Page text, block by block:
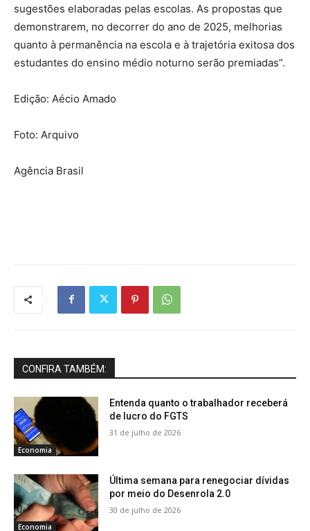
sugestões elaboradas pelas escolas. As propostas que
demonstrarem, no decorrer do ano de 2025, melhorias
quanto à permanência na escola e à trajetória exitosa dos
estudantes do ensino médio noturno serão premiadas”.
Edição: Aécio Amado
Foto: Arquivo
Agência Brasil
CONFIRA TAMBÉM:
Economia
Entenda quanto o trabalhador receberá
de lucro do FGTS
31 de julho de 2026
Economia
Última semana para renegociar dívidas
por meio do Desenrola 2.0
30 de julho de 2026